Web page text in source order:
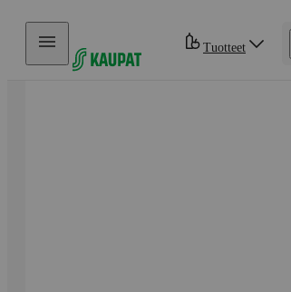
Hyppää sisältöön
Tuotteet